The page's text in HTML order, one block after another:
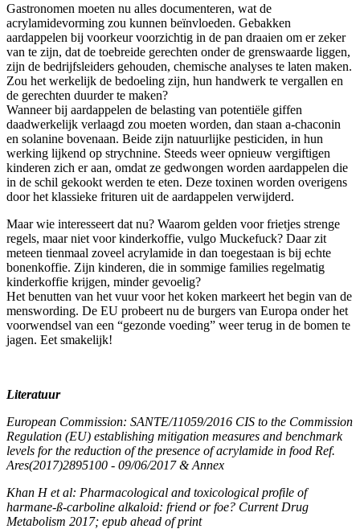
Gastronomen moeten nu alles documenteren, wat de
acrylamidevorming zou kunnen beïnvloeden. Gebakken
aardappelen bij voorkeur voorzichtig in de pan draaien om er zeker
van te zijn, dat de toebreide gerechten onder de grenswaarde liggen,
zijn de bedrijfsleiders gehouden, chemische analyses te laten maken.
Zou het werkelijk de bedoeling zijn, hun handwerk te vergallen en
de gerechten duurder te maken?
Wanneer bij aardappelen de belasting van potentiële giffen
daadwerkelijk verlaagd zou moeten worden, dan staan a-chaconin
en solanine bovenaan. Beide zijn natuurlijke pesticiden, in hun
werking lijkend op strychnine. Steeds weer opnieuw vergiftigen
kinderen zich er aan, omdat ze gedwongen worden aardappelen die
in de schil gekookt werden te eten. Deze toxinen worden overigens
door het klassieke frituren uit de aardappelen verwijderd.
Maar wie interesseert dat nu? Waarom gelden voor frietjes strenge
regels, maar niet voor kinderkoffie, vulgo Muckefuck? Daar zit
meteen tienmaal zoveel acrylamide in dan toegestaan is bij echte
bonenkoffie. Zijn kinderen, die in sommige families regelmatig
kinderkoffie krijgen, minder gevoelig?
Het benutten van het vuur voor het koken markeert het begin van de
menswording. De EU probeert nu de burgers van Europa onder het
voorwendsel van een “gezonde voeding” weer terug in de bomen te
jagen. Eet smakelijk!
Literatuur
European Commission: SANTE/11059/2016 CIS to the Commission
Regulation (EU) establishing mitigation measures and benchmark
levels for the reduction of the presence of acrylamide in food Ref.
Ares(2017)2895100 - 09/06/2017 & Annex
Khan H et al: Pharmacological and toxicological profile of
harmane-ß-carboline alkaloid: friend or foe? Current Drug
Metabolism 2017; epub ahead of print